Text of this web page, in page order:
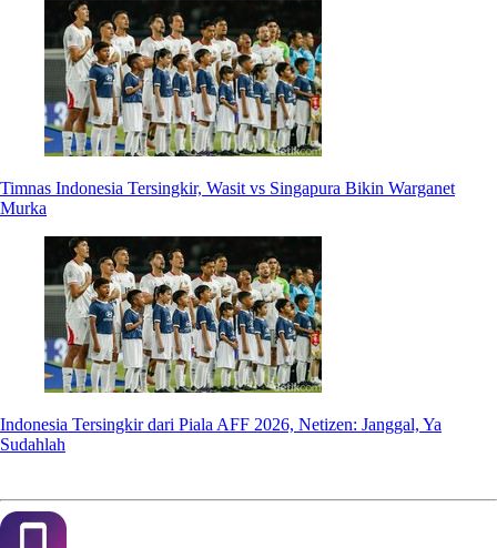
Timnas Indonesia Tersingkir, Wasit vs Singapura Bikin Warganet
Murka
Indonesia Tersingkir dari Piala AFF 2026, Netizen: Janggal, Ya
Sudahlah